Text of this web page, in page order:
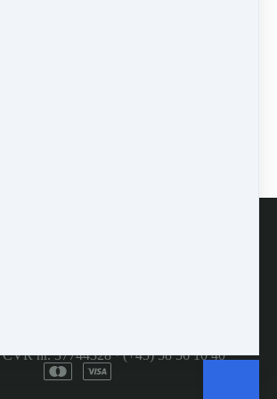
nr. 37744328·(+45) 58 56 10 40